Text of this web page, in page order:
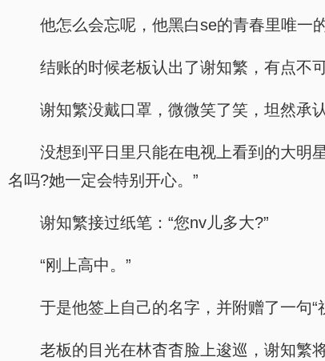
他怎么会忘呢，他黑白se的青春里唯一
结账的时候老板认出了谢知繁，有点不
谢知繁没戴口罩，微微笑了笑，坦然承
没想到平日里只能在电视上看到的大明
名吗?她一定会特别开心。”
谢知繁接过纸笔：“您nv儿多大?”
“刚上高中。”
于是他签上自己的名字，并附赠了一句“
老板的目光在林杳杳脸上逡巡，谢知繁